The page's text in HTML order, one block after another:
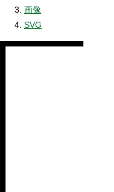
画像
SVG